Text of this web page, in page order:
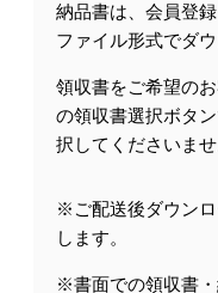
納品書は、会員登
ファイル形式でダ
領収書をご希望の
の領収書選択ボタ
択してくださいませ
※ご配送後ダウン
します。
※書面での領収書